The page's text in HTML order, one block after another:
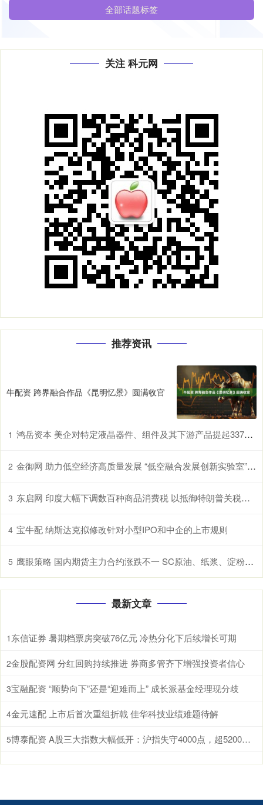
全部话题标签
关注 科元网
推荐资讯
牛配资 跨界融合作品《昆明忆景》圆满收官
1 鸿岳资本 美企对特定液晶器件、组件及其下游产品提起337调查申请，多家中企为列名被告
2 金御网 助力低空经济高质量发展 “低空融合发展创新实验室”在鄂揭牌
3 东启网 印度大幅下调数百种商品消费税 以抵御特朗普关税冲击
4 宝牛配 纳斯达克拟修改针对小型IPO和中企的上市规则
5 鹰眼策略 国内期货主力合约涨跌不一 SC原油、纸浆、淀粉、原木、棉花涨超1%
最新文章
1 东信证券 暑期档票房突破76亿元 冷热分化下后续增长可期
2金股配资网 分红回购持续推进 券商多管齐下增强投资者信心
3宝融配资 “顺势向下”还是“迎难而上” 成长派基金经理现分歧
4金元速配 上市后首次重组折戟 佳华科技业绩难题待解
5 博泰配资 A股三大指数大幅低开：沪指失守4000点，超5200股飘绿